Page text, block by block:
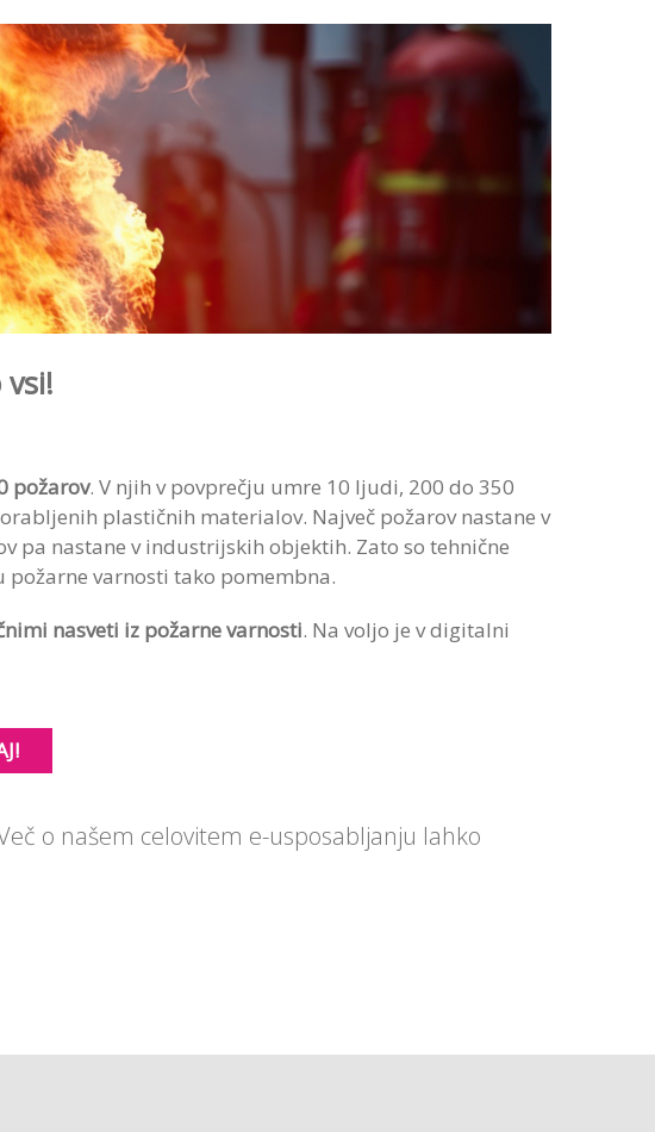
požarov. V njih v povprečju umre 10 ljudi, 200 do 350
plastičnih materialov. Največ požarov nastane v
pa nastane v industrijskih objektih. Zato so tehnične
varnosti tako pomembna.
nasveti iz požarne varnosti. Na voljo je v digitalni
o našem celovitem e-usposabljanju lahko